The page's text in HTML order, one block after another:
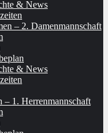
& News
– 2. Damenmannschaft
& News
– 1. Herrenmannschaft